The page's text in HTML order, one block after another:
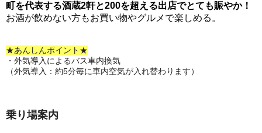
町を代表する酒蔵2軒と200を超える出店でとても賑やか！
お酒が飲めない方もお買い物やグルメで楽しめる。
★あんしんポイント★
・外気導入によるバス車内換気
（外気導入：約5分毎に車内空気が入れ替わります）
乗り場案内